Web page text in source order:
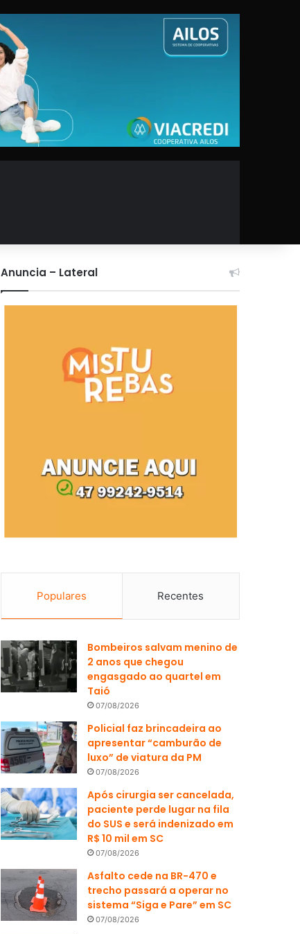
Anuncia – Lateral
Populares Recentes
Bombeiros salvam menino de
2 anos que chegou
engasgado ao quartel em
Taió
07/08/2026
Policial faz brincadeira ao
apresentar “camburão de
luxo” de viatura da PM
07/08/2026
Após cirurgia ser cancelada,
paciente perde lugar na fila
do SUS e será indenizado em
R$ 10 mil em SC
07/08/2026
Asfalto cede na BR-470 e
trecho passará a operar no
sistema “Siga e Pare” em SC
07/08/2026